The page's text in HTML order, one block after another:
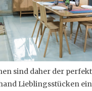
sind daher der
Lieblingsstücken